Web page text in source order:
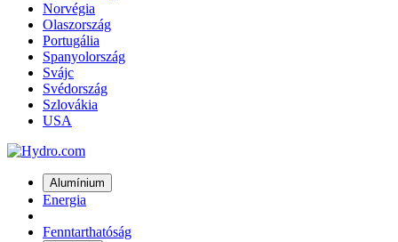
Norvégia
Olaszország
Portugália
Spanyolország
Svájc
Svédország
Szlovákia
USA
Alumínium
Energia
Fenntarthatóság